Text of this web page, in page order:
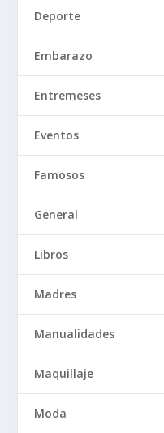
Deporte
Embarazo
Entremeses
Eventos
Famosos
General
Libros
Madres
Manualidades
Maquillaje
Moda